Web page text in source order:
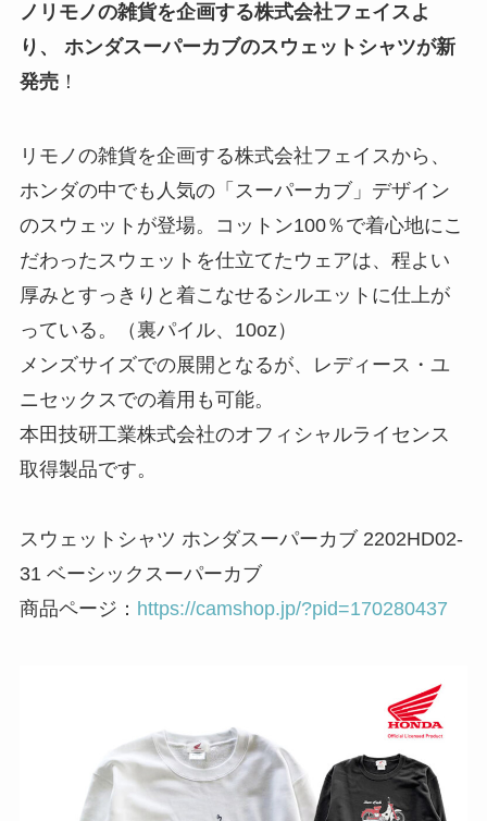
ノリモノの雑貨を企画する株式会社フェイスよ
り、 ホンダスーパーカブのスウェットシャツが新
発売！
リモノの雑貨を企画する株式会社フェイスから、
ホンダの中でも人気の「スーパーカブ」デザイン
のスウェットが登場。コットン100％で着心地にこ
だわったスウェットを仕立てたウェアは、程よい
厚みとすっきりと着こなせるシルエットに仕上が
っている。（裏パイル、10oz）
メンズサイズでの展開となるが、レディース・ユ
ニセックスでの着用も可能。
本田技研工業株式会社のオフィシャルライセンス
取得製品です。
スウェットシャツ ホンダスーパーカブ 2202HD02-
31 ベーシックスーパーカブ
商品ページ： https://camshop.jp/?pid=170280437